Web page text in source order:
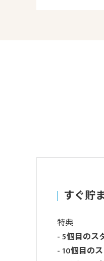
すぐ貯
特典
- 5個目のス
- 10個目の